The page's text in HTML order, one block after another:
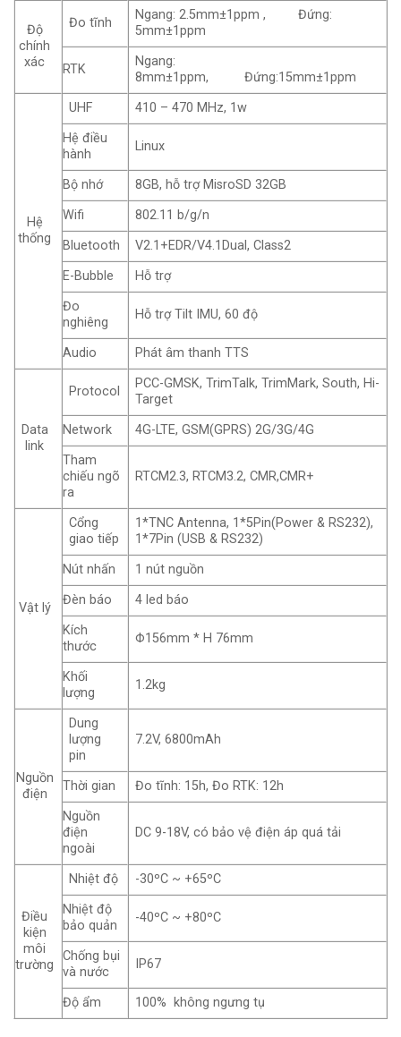
Độ
chính
xác
Đo tĩnh
Ngang: 2.5mm±1ppm , Đứng:
5mm±1ppm
RTK
Ngang:
8mm±1ppm, Đứng:15mm±1ppm
Hệ
thống
UHF
410 – 470 MHz, 1w
Hệ điều
hành
Linux
Bộ nhớ
8GB, hỗ trợ MisroSD 32GB
Wifi
802.11 b/g/n
Bluetooth
V2.1+EDR/V4.1Dual, Class2
E-Bubble
Hỗ trợ
Đo
nghiêng
Hỗ trợ Tilt IMU, 60 độ
Audio Phát âm thanh TTS
Data
link
Protocol
PCC-GMSK, TrimTalk, TrimMark, South, Hi-
Target
Network
4G-LTE, GSM(GPRS) 2G/3G/4G
Tham
chiếu ngõ
ra
RTCM2.3, RTCM3.2, CMR,CMR+
Vật lý
Cổng
giao tiếp
1*TNC Antenna, 1*5Pin(Power & RS232),
1*7Pin (USB & RS232)
Nút nhấn
1 nút nguồn
Đèn báo
4 led báo
Kích
thước
Φ156mm * H 76mm
Khối
lượng
1.2kg
Nguồn
điện
Dung
lượng
pin
7.2V, 6800mAh
Thời gian
Đo tĩnh: 15h, Đo RTK: 12h
Nguồn
điện
ngoài
DC 9-18V, có bảo vệ điện áp quá tải
Điều
kiện
môi
trường
Nhiệt độ
-30ºC ~ +65ºC
Nhiệt độ
bảo quản
-40ºC ~ +80ºC
Chống bụi
và nước
IP67
Độ ẩm 100% không ngưng tụ